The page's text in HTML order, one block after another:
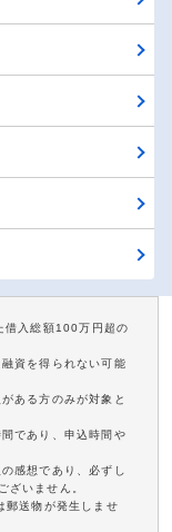
借入総額100万円超の
資を得られない可能
ある方のみが対象と
であり、申込時間や
感想であり、必ずし
ざいません。
郵送物が発生しませ